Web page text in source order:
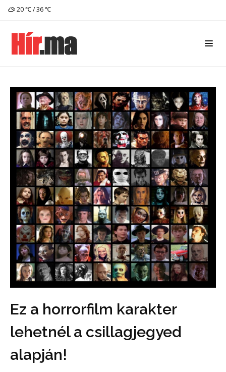
20 ℃ / 36 ℃
Ez a horrorfilm karakter
lehetnél a csillagjegyed
alapján!